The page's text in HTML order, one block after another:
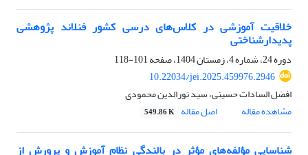
خلاقیت آموزشی در کلاس‌های درسی کشور فنلاند پژوهشی
پدیدارشناختی
دوره 24، شماره 4، زمستان 1404، صفحه
101-118
10.22034/jei.2025.459976.2946
افضل السادات حسینی، سید نورالدین محمودی
مشاهده مقاله
اصل مقاله 549.86 K
شناسایی مؤلفه‌های مؤثر در بالندگی نظام آموزش و پرورش از